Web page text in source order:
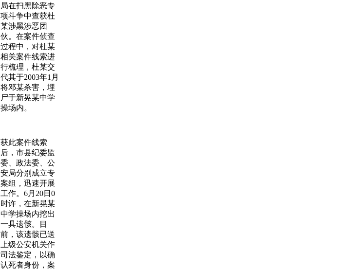
局在扫黑除恶专
项斗争中查获杜
某涉黑涉恶团
伙。在案件侦查
过程中，对杜某
相关案件线索进
行梳理，杜某交
代其于2003年1月
将邓某杀害，埋
尸于新晃某中学
操场内。
获此案件线索
后，市县纪委监
委、政法委、公
安局分别成立专
案组，迅速开展
工作。6月20日0
时许，在新晃某
中学操场内挖出
一具遗骸。目
前，该遗骸已送
上级公安机关作
司法鉴定，以确
认死者身份，案